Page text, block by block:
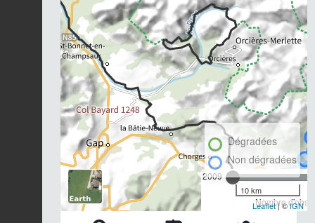
2009
Nombre
Dégradées
Non dégradées
10 km
Leaflet| ©IGN